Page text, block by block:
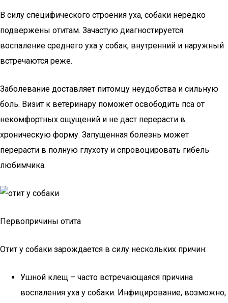
В силу специфического строения уха, собаки нередко
подвержены отитам. Зачастую диагностируется
воспаление среднего уха у собак, внутренний и наружный
встречаются реже.
Заболевание доставляет питомцу неудобства и сильную
боль. Визит к ветеринару поможет освободить пса от
некомфортных ощущений и не даст перерасти в
хроническую форму. Запущенная болезнь может
перерасти в полную глухоту и спровоцировать гибель
любимчика.
Первопричины отита
Отит у собаки зарождается в силу нескольких причин:
Ушной клещ – часто встречающаяся причина
воспаления уха у собаки. Инфицирование, возможно,